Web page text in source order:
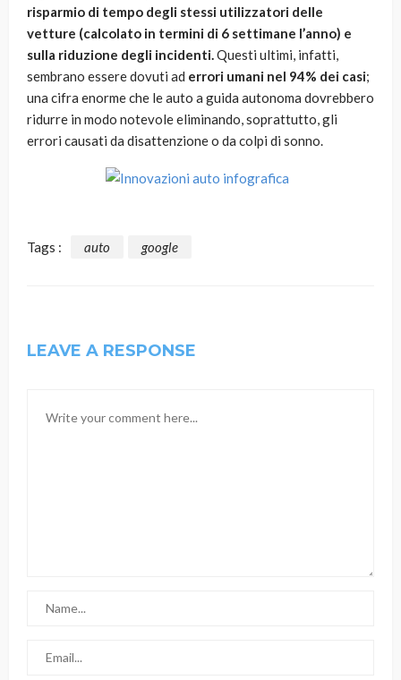
risparmio di tempo degli stessi utilizzatori delle
vetture (calcolato in termini di 6 settimane l’anno) e
sulla riduzione degli incidenti.Questi ultimi, infatti,
sembrano essere dovuti ad errori umani nel 94% dei casi;
una cifra enorme che le auto a guida autonoma dovrebbero
ridurre in modo notevole eliminando, soprattutto, gli
errori causati da disattenzione o da colpi di sonno.
Tags : auto google
LEAVE A RESPONSE